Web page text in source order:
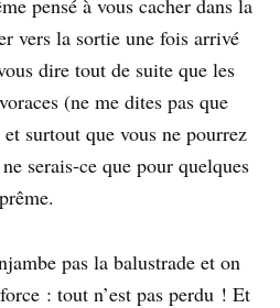
pensé à vous cacher dans la
vers la sortie une fois arrivé
dire tout de suite que les
(ne me dites pas que
surtout que vous ne pourrez
serais-ce que pour quelques
pas la balustrade et on
: tout n’est pas perdu ! Et